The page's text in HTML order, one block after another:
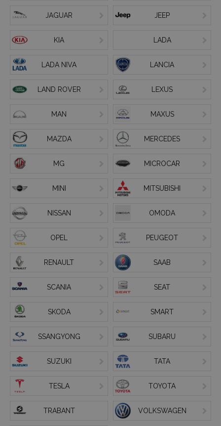
JAGUAR JEEP
KIA LADA
LADA NIVA LANCIA
LAND ROVER LEXUS
MAN MAXUS
MAZDA MERCEDES
MG MICROCAR
MINI MITSUBISHI
NISSAN OMODA
OPEL PEUGEOT
RENAULT SAAB
SCANIA SEAT
SKODA SMART
SSANGYONG SUBARU
SUZUKI TATA
TESLA TOYOTA
TRABANT VOLKSWAGEN